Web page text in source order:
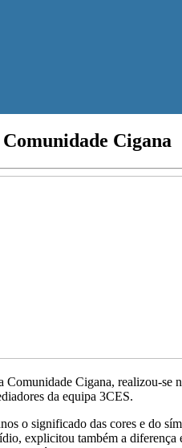
Cigana
Cigana, realizou-se
da equipa 3CES.
o significado das cores e do
explicitou também a diferença